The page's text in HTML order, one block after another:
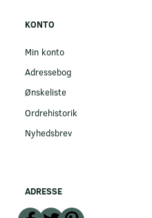
KONTO
Min konto
Adressebog
Ønskeliste
Ordrehistorik
Nyhedsbrev
ADRESSE